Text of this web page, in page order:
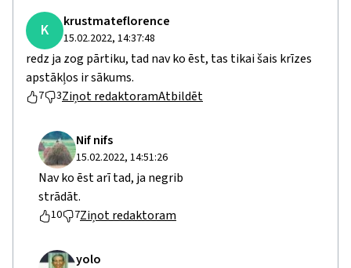
K krustmateflorence
15.02.2022, 14:37:48
redz ja zog pārtiku, tad nav ko ēst, tas tikai šais krīzes
apstākļos ir sākums.
7 3Ziņot redaktoramAtbildēt
Nif nifs
15.02.2022, 14:51:26
Nav ko ēst arī tad, ja negrib
strādāt.
10 7Ziņot redaktoram
yolo